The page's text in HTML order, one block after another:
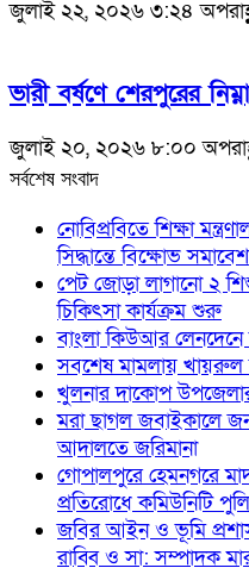
জুলাই ২২, ২০২৬ ৩:২৪
ভারী বর্ষণে শেরপুরের
জুলাই ২০, ২০২৬ ৮:০০
সর্বশেষ সংবাদ
নোবিপ্রবিতে শিক্ষা
সিদ্ধান্তে বিক্ষোভ সমাবেশ
পেট জোড়া লাগানো ২
চিকিৎসা কার্যক্রম শুরু
বাংলা কিউআর লেনদেনে
সবশেষ মামলায় খায়রুল
খুলনার দাকোপ
মরা ছাগল জবাইকালে
আদালতে জরিমানা
গোপালপুরে হেমনগরে
প্রতিরোধে কমিউনিটি
জবির আইন ও ভূমি
রাব্বি ও সা: সম্পাদক